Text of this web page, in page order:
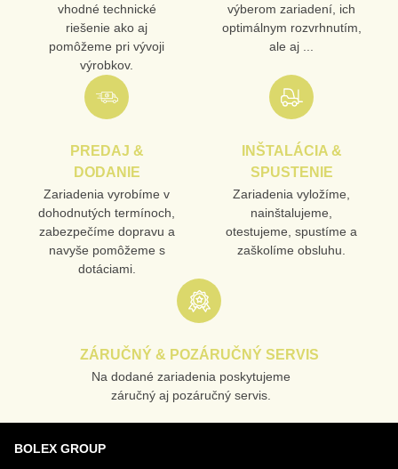
vhodné technické
riešenie ako aj
pomôžeme pri vývoji
výrobkov.
výberom zariadení, ich
optimálnym rozvrhnutím,
ale aj ...
PREDAJ &
DODANIE
Zariadenia vyrobíme v
dohodnutých termínoch,
zabezpečíme dopravu a
navyše pomôžeme s
dotáciami.
INŠTALÁCIA &
SPUSTENIE
Zariadenia vyložíme,
nainštalujeme,
otestujeme, spustíme a
zaškolíme obsluhu.
ZÁRUČNÝ & POZÁRUČNÝ SERVIS
Na dodané zariadenia poskytujeme
záručný aj pozáručný servis.
BOLEX GROUP